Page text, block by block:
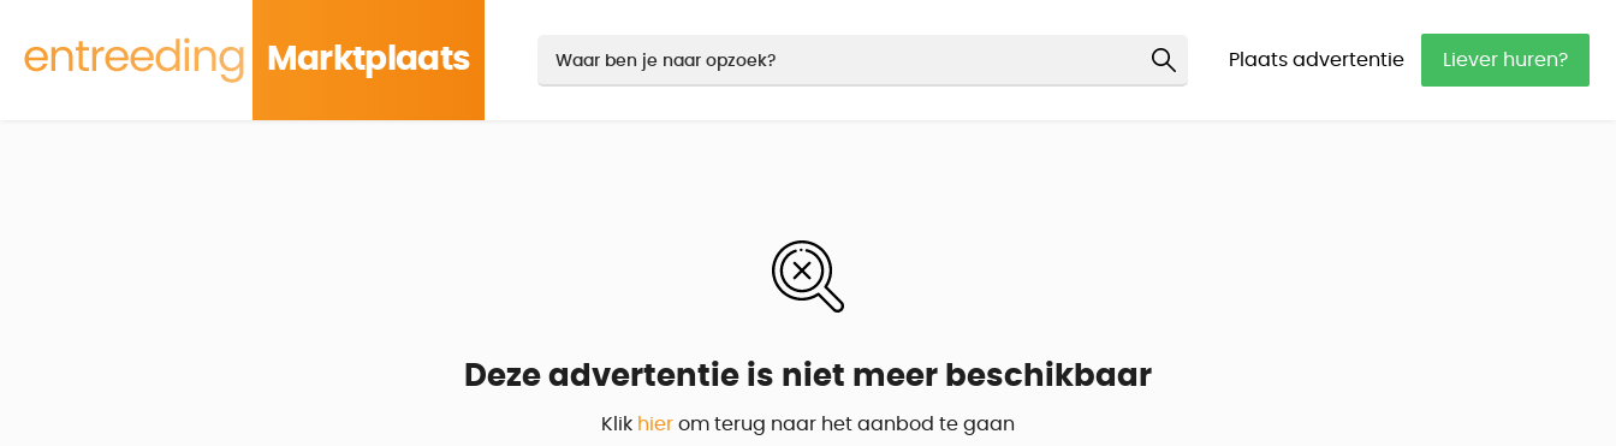
Marktplaats Plaats advertentie Liever huren?
Deze advertentie is niet meer beschikbaar
Klik hier om terug naar het aanbod te gaan